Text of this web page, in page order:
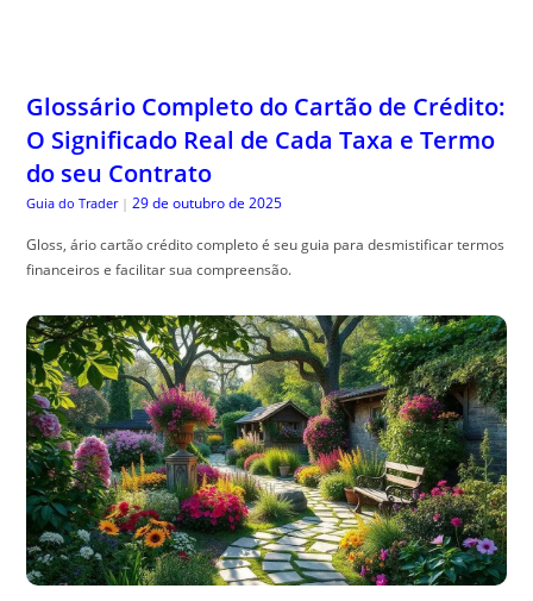
Glossário Completo do Cartão de Crédito:
O Significado Real de Cada Taxa e Termo
do seu Contrato
Guia do Trader | 29 de outubro de 2025
Gloss, ário cartão crédito completo é seu guia para desmistificar termos
financeiros e facilitar sua compreensão.